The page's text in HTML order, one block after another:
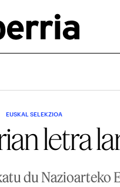
EUSKAL SELEKZIOA
letra
du Nazioarteko